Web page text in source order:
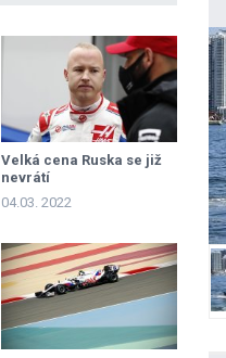
Velká cena Ruska se již
nevrátí
04.03. 2022